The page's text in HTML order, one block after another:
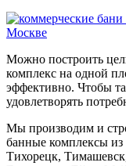
Можно построить
комплекс на одной
эффективно. Чтобы
удовлетворять
Мы производим и
банные комплексы из
Тихорецк,